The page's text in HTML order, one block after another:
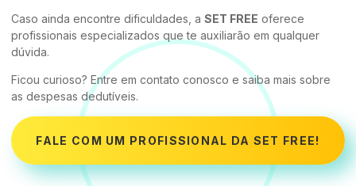
Caso ainda encontre dificuldades, a SET FREE oferece
profissionais especializados que te auxiliarão em qualquer
dúvida.
Ficou curioso? Entre em contato conosco e saiba mais sobre
as despesas dedutíveis.
FALE COM UM PROFISSIONAL DA SET FREE!